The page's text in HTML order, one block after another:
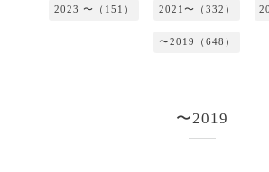
2023 〜（151） 2021〜（332）
〜2019（648）
〜2019